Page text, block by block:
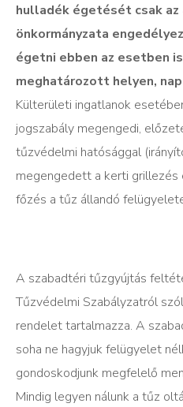
hulladék égetését csak
önkormányzata
égetni ebben az esetben
meghatározott helyen,
Külterületi ingatlanok
jogszabály megengedi,
tűzvédelmi hatósággal
megengedett a kerti
főzés a tűz állandó
A szabadtéri tűzgyújtás
Tűzvédelmi Szabályzatról
rendelet tartalmazza. A
soha ne hagyjuk felügyelet
gondoskodjunk megfelelő
Mindig legyen nálunk a tűz